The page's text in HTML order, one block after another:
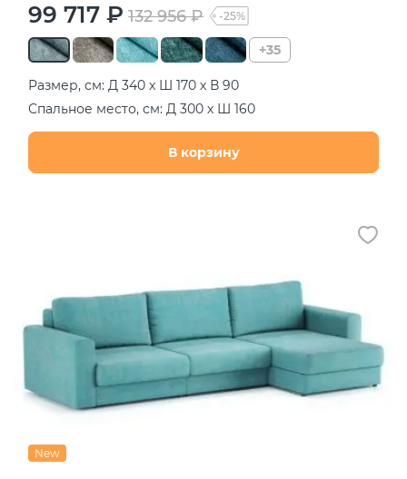
99 717 ₽ 132 956 ₽ -25%
+35
Размер, см: Д 340 х Ш 170 х В 90
Спальное место, см: Д 300 х Ш 160
В корзину
New